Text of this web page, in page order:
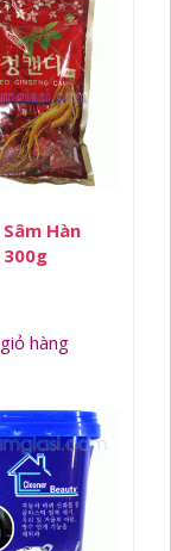
Hàn
300g
hàng